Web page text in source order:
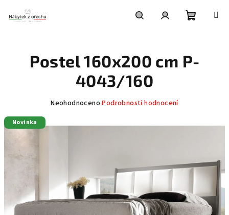
obsah
košík
Postel 160x200 cm P-
4043/160
Průměrné
produktu
hvězdiček.
Neohodnoceno Podrobnosti hodnocení
Novinka